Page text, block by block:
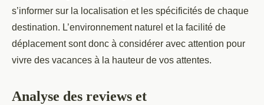
s’informer sur la localisation et les spécificités de chaque
destination. L’environnement naturel et la facilité de
déplacement sont donc à considérer avec attention pour
vivre des vacances à la hauteur de vos attentes.
Analyse des reviews et